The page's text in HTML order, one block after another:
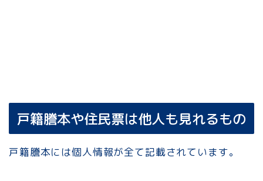
戸籍謄本や住民票は他人も見れるもの
戸籍謄本には個人情報が全て記載されています。